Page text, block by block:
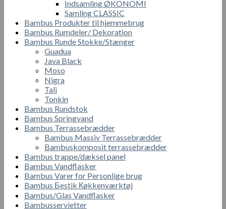
Indsamling ØKONOMI
Samling CLASSIC
Bambus Produkter til hjemmebrug
Bambus Rumdeler/ Dekoration
Bambus Runde Stokke/Stænger
Guadua
Java Black
Moso
Nigra
Tali
Tonkin
Bambus Rundstok
Bambus Springvand
Bambus Terrassebrædder
Bambus Massiv Terrassebrædder
Bambuskomposit terrassebrædder
Bambus trappe/dæksel panel
Bambus Vandflasker
Bambus Varer for Personlige brug
Bambus Бestik Кøkkenværktøj
Bambus/Glas Vandflasker
Bambusservietter